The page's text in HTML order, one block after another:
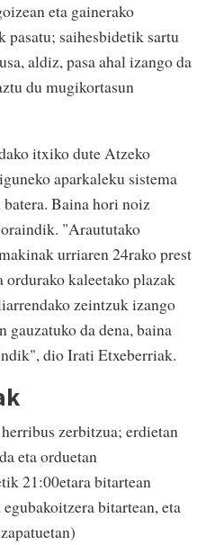
eta gainerako
saihesbidetik sartu
aldiz, pasa ahal izango da
du mugikortasun
itxiko dute Atzeko
aparkaleku sistema
Baina hori noiz
"Araututako
urriaren 24rako prest
ordurako kaleetako plazak
zeintzuk izango
gauzatuko da dena, baina
dio Irati Etxeberriak.
zerbitzua; erdietan
eta orduetan
21:00etara bitartean
bitartean, eta